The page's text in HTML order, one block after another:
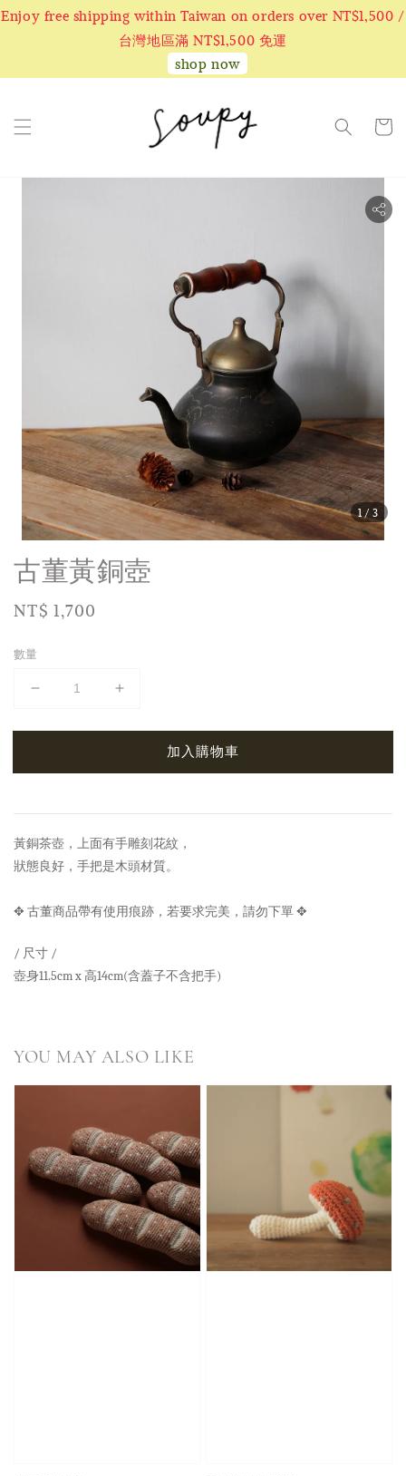
Enjoy free shipping within Taiwan on orders over NT$1,500 /
台灣地區滿 NT$1,500 免運
shop now
1 /3
古董黃銅壺
Regular
NT$ 1,700
數量
加入購物車
黃銅茶壺，上面有手雕刻花紋，
狀態良好，手把是木頭材質。
✥ 古董商品帶有使用痕跡，若要求完美，請勿下單✥
/ 尺寸 /
壺身11.5cm x 高14cm(含蓋子不含把手)
YOU MAY ALSO LIKE